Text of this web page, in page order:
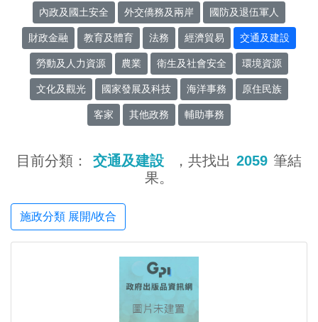
內政及國土安全 外交僑務及兩岸 國防及退伍軍人
財政金融 教育及體育 法務 經濟貿易 交通及建設
勞動及人力資源 農業 衛生及社會安全 環境資源
文化及觀光 國家發展及科技 海洋事務 原住民族
客家 其他政務 輔助事務
目前分類： 交通及建設 ，共找出 2059 筆結
果。
施政分類 展開/收合